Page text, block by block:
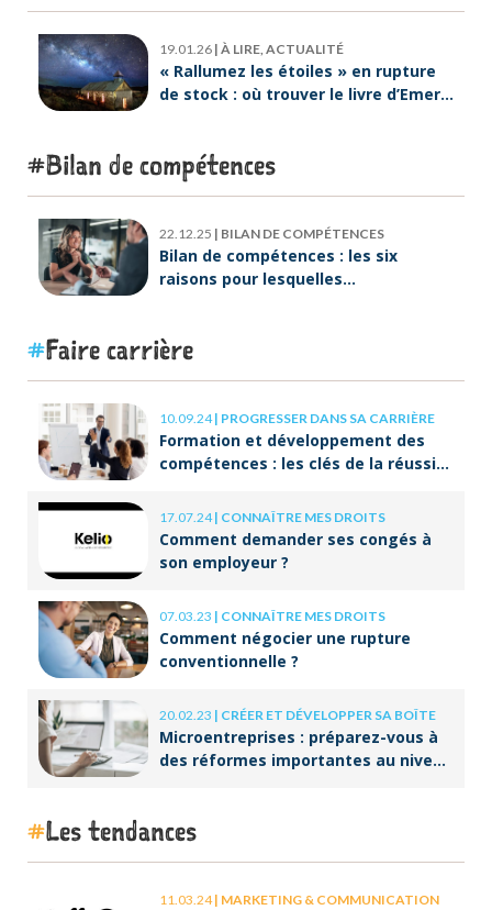
19.01.26 | À LIRE, ACTUALITÉ
« Rallumez les étoiles » en rupture
de stock : où trouver le livre d’Emeric
Bilan de compétences
22.12.25 | BILAN DE COMPÉTENCES
Bilan de compétences : les six
raisons pour lesquelles
Faire carrière
10.09.24| PROGRESSER DANS SA CARRIÈRE
Formation et développement des
compétences : les clés de la réussite
17.07.24| CONNAÎTRE MES DROITS
Comment demander ses congés à
son employeur ?
07.03.23 | CONNAÎTRE MES DROITS
Comment négocier une rupture
conventionnelle ?
20.02.23 | CRÉER ET DÉVELOPPER SA BOÎTE
Microentreprises : préparez-vous à
des réformes importantes au niveau
Les tendances
11.03.24| MARKETING & COMMUNICATION